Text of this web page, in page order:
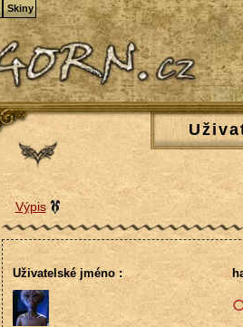
Výpis
Uživatelské jméno :
Skiny